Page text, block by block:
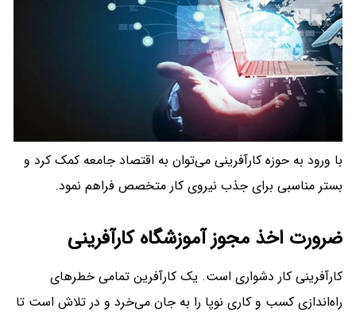
با ورود به حوزه کارآفرینی می‌توان به اقتصاد جامعه کمک کرد و
بستر مناسبی برای جذب نیروی کار متخصص فراهم نمود.
ضرورت اخذ مجوز آموزشگاه کارآفرینی
کارآفرینی کار دشواری است. یک کارآفرین تمامی خطرهای
راه‌اندازی کسب و کاری نوپا را به جان می‌خرد و در تلاش است تا